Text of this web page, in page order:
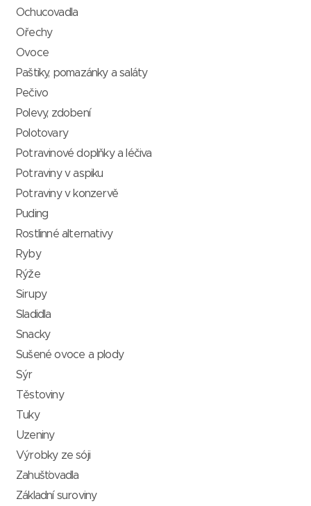
Ochucovadla
Ořechy
Ovoce
Paštiky, pomazánky a saláty
Pečivo
Polevy, zdobení
Polotovary
Potravinové doplňky a léčiva
Potraviny v aspiku
Potraviny v konzervě
Puding
Rostlinné alternativy
Ryby
Rýže
Sirupy
Sladidla
Snacky
Sušené ovoce a plody
Sýr
Těstoviny
Tuky
Uzeniny
Výrobky ze sóji
Zahušťovadla
Základní suroviny